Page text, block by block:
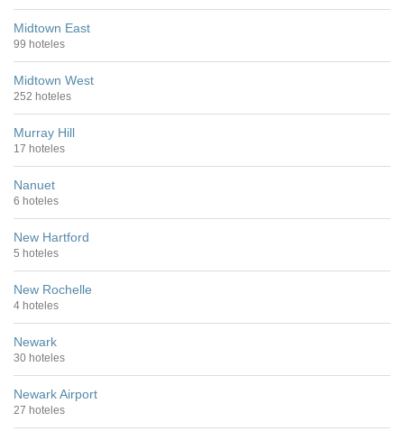
Midtown East
99 hoteles
Midtown West
252 hoteles
Murray Hill
17 hoteles
Nanuet
6 hoteles
New Hartford
5 hoteles
New Rochelle
4 hoteles
Newark
30 hoteles
Newark Airport
27 hoteles